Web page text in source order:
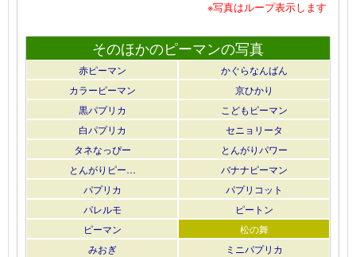
※写真はループ表示します
そのほかのピーマンの写真
赤ピーマン
かぐらなんばん
カラーピーマン
京ひかり
黒パプリカ
こどもピーマン
白パプリカ
セニョリータ
タネなっぴー
とんがりパワー
とんがりピー…
バナナピーマン
パプリカ
パプリコット
パレルモ
ピートン
ピーマン
松の舞
みおぎ
ミニパプリカ